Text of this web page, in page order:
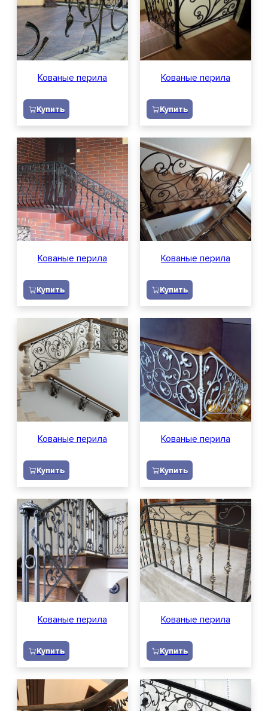
Отзывы
Вопросы и ответы
Доставка
Контакты
Вакансии
Обратный звонок
Заявка на расчет
Кованые перила
Купить
Кованые перила
Купить
Кованые перила
Купить
Кованые перила
Купить
Кованые перила
Купить
Кованые перила
Купить
Кованые перила
Купить
Кованые перила
Купить
Заказать звонок
Персональных данных